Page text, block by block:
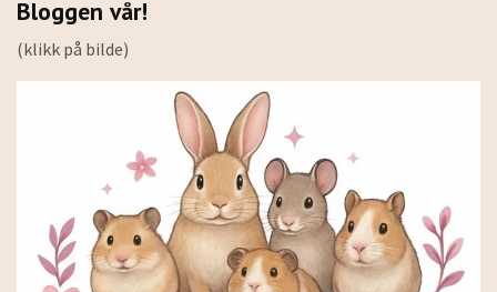
Bloggen vår!
(klikk på bilde)